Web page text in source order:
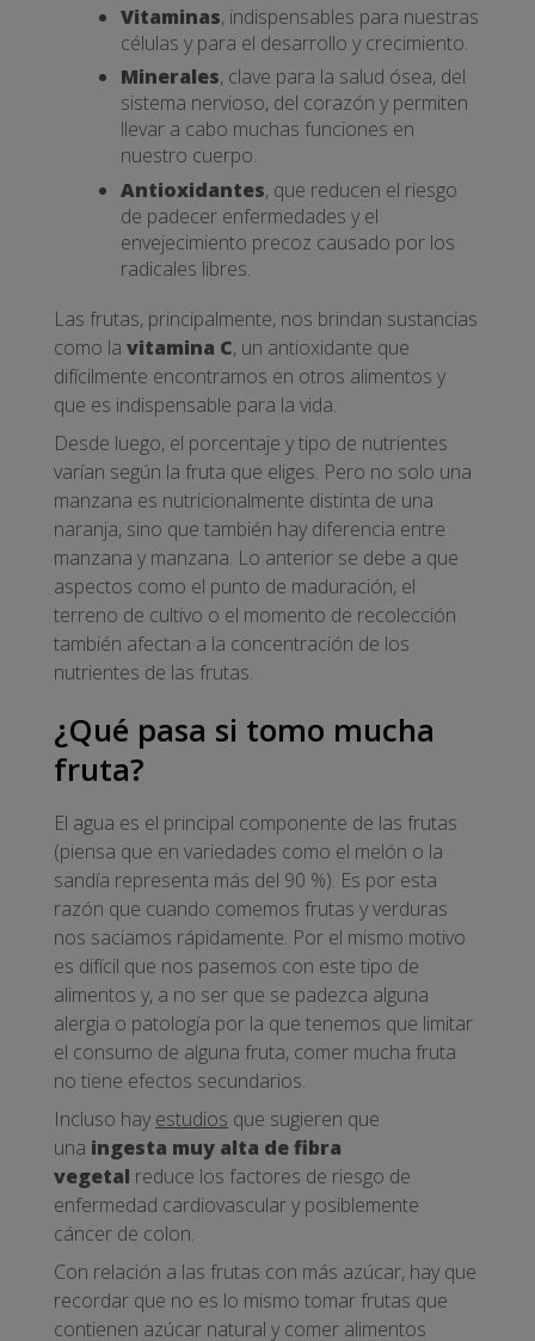
Vitaminas, indispensables para nuestras
células y para el desarrollo y crecimiento.
Minerales, clave para la salud ósea, del
sistema nervioso, del corazón y permiten
llevar a cabo muchas funciones en
nuestro cuerpo.
Antioxidantes, que reducen el riesgo
de padecer enfermedades y el
envejecimiento precoz causado por los
radicales libres.
Las frutas, principalmente, nos brindan sustancias
como la vitamina C, un antioxidante que
difícilmente encontramos en otros alimentos y
que es indispensable para la vida.
Desde luego, el porcentaje y tipo de nutrientes
varían según la fruta que eliges. Pero no solo una
manzana es nutricionalmente distinta de una
naranja, sino que también hay diferencia entre
manzana y manzana. Lo anterior se debe a que
aspectos como el punto de maduración, el
terreno de cultivo o el momento de recolección
también afectan a la concentración de los
nutrientes de las frutas.
¿Qué pasa si tomo mucha
fruta?
El agua es el principal componente de las frutas
(piensa que en variedades como el melón o la
sandía representa más del 90 %). Es por esta
razón que cuando comemos frutas y verduras
nos saciamos rápidamente. Por el mismo motivo
es difícil que nos pasemos con este tipo de
alimentos y, a no ser que se padezca alguna
alergia o patología por la que tenemos que limitar
el consumo de alguna fruta, comer mucha fruta
no tiene efectos secundarios.
Incluso hay estudios que sugieren que
una ingesta muy alta de fibra
vegetal reduce los factores de riesgo de
enfermedad cardiovascular y posiblemente
cáncer de colon.
Con relación a las frutas con más azúcar, hay que
recordar que no es lo mismo tomar frutas que
contienen azúcar natural y comer alimentos